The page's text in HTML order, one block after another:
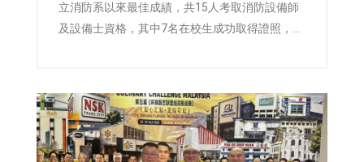
立消防系以來最佳成績，共15人考取消防設備師
及設備士資格，其中7名在校生成功取得證照，展